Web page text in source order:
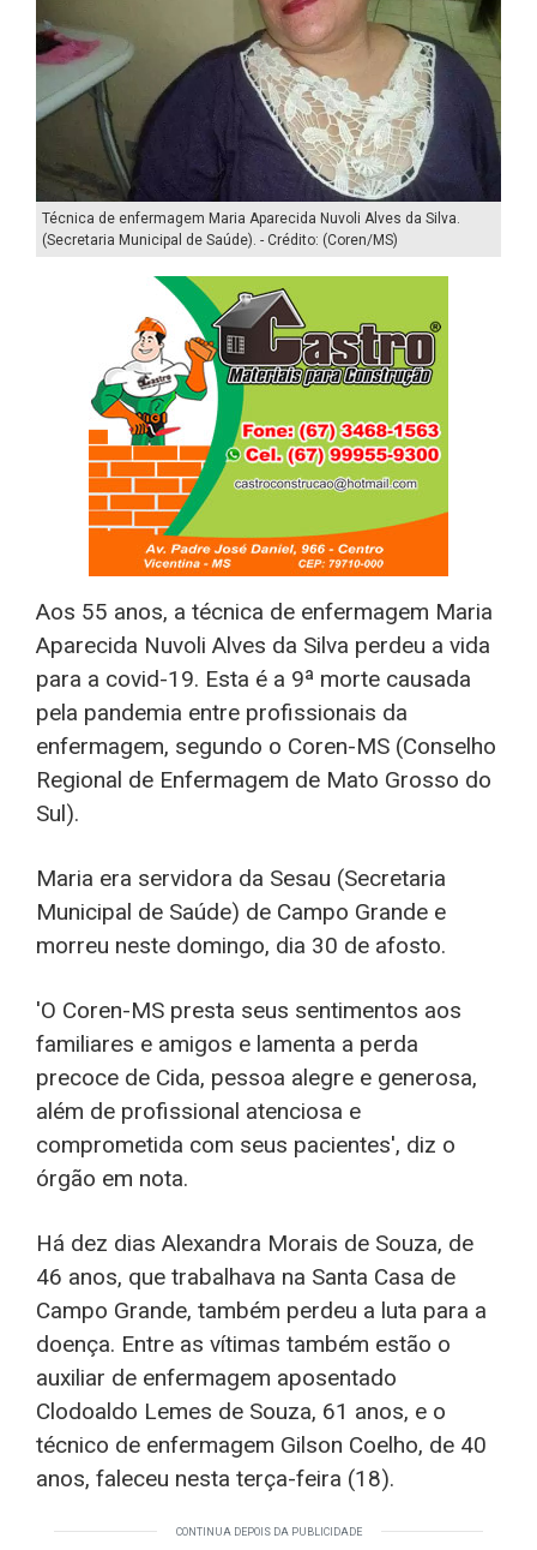
Técnica de enfermagem Maria Aparecida Nuvoli Alves da Silva.
(Secretaria Municipal de Saúde). - Crédito: (Coren/MS)
Aos 55 anos, a técnica de enfermagem Maria
Aparecida Nuvoli Alves da Silva perdeu a vida
para a covid-19. Esta é a 9ª morte causada
pela pandemia entre profissionais da
enfermagem, segundo o Coren-MS (Conselho
Regional de Enfermagem de Mato Grosso do
Sul).
Maria era servidora da Sesau (Secretaria
Municipal de Saúde) de Campo Grande e
morreu neste domingo, dia 30 de afosto.
'O Coren-MS presta seus sentimentos aos
familiares e amigos e lamenta a perda
precoce de Cida, pessoa alegre e generosa,
além de profissional atenciosa e
comprometida com seus pacientes', diz o
órgão em nota.
Há dez dias Alexandra Morais de Souza, de
46 anos, que trabalhava na Santa Casa de
Campo Grande, também perdeu a luta para a
doença. Entre as vítimas também estão o
auxiliar de enfermagem aposentado
Clodoaldo Lemes de Souza, 61 anos, e o
técnico de enfermagem Gilson Coelho, de 40
anos, faleceu nesta terça-feira (18).
CONTINUA DEPOIS DA PUBLICIDADE